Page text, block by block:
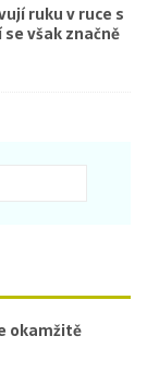
ruku v ruce s
však značně
okamžitě